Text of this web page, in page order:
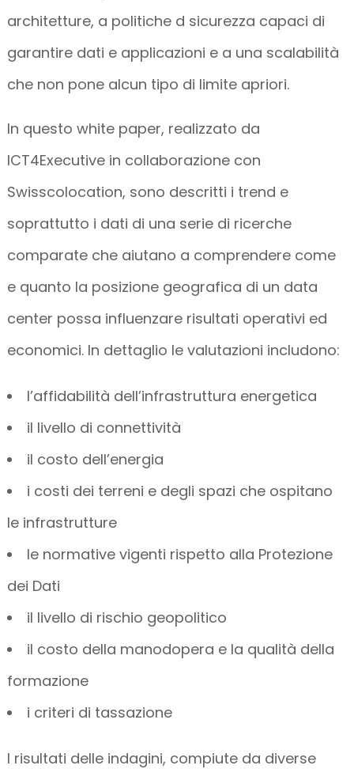
architetture, a politiche d sicurezza capaci di
garantire dati e applicazioni e a una scalabilità
che non pone alcun tipo di limite apriori.
In questo white paper, realizzato da
ICT4Executive in collaborazione con
Swisscolocation, sono descritti i trend e
soprattutto i dati di una serie di ricerche
comparate che aiutano a comprendere come
e quanto la posizione geografica di un data
center possa influenzare risultati operativi ed
economici. In dettaglio le valutazioni includono:
l’affidabilità dell’infrastruttura energetica
il livello di connettività
il costo dell’energia
i costi dei terreni e degli spazi che ospitano
le infrastrutture
le normative vigenti rispetto alla Protezione
dei Dati
il livello di rischio geopolitico
il costo della manodopera e la qualità della
formazione
i criteri di tassazione
I risultati delle indagini, compiute da diverse